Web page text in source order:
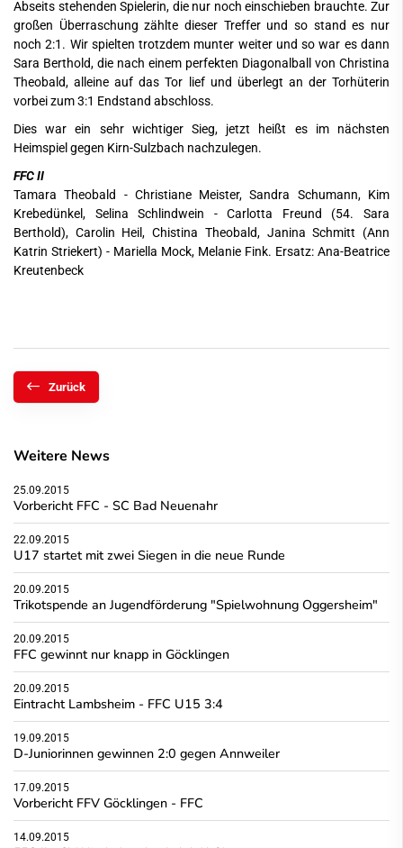
Abseits stehenden Spielerin, die nur noch einschieben brauchte. Zur
großen Überraschung zählte dieser Treffer und so stand es nur
noch 2:1. Wir spielten trotzdem munter weiter und so war es dann
Sara Berthold, die nach einem perfekten Diagonalball von Christina
Theobald, alleine auf das Tor lief und überlegt an der Torhüterin
vorbei zum 3:1 Endstand abschloss.
Dies war ein sehr wichtiger Sieg, jetzt heißt es im nächsten
Heimspiel gegen Kirn-Sulzbach nachzulegen.
FFC II
Tamara Theobald - Christiane Meister, Sandra Schumann, Kim
Krebedünkel, Selina Schlindwein - Carlotta Freund (54. Sara
Berthold), Carolin Heil, Chistina Theobald, Janina Schmitt (Ann
Katrin Striekert) - Mariella Mock, Melanie Fink. Ersatz: Ana-Beatrice
Kreutenbeck
Zurück
Weitere News
25.09.2015
Vorbericht FFC - SC Bad Neuenahr
22.09.2015
U17 startet mit zwei Siegen in die neue Runde
20.09.2015
Trikotspende an Jugendförderung "Spielwohnung Oggersheim"
20.09.2015
FFC gewinnt nur knapp in Göcklingen
20.09.2015
Eintracht Lambsheim - FFC U15 3:4
19.09.2015
D-Juniorinnen gewinnen 2:0 gegen Annweiler
17.09.2015
Vorbericht FFV Göcklingen - FFC
14.09.2015